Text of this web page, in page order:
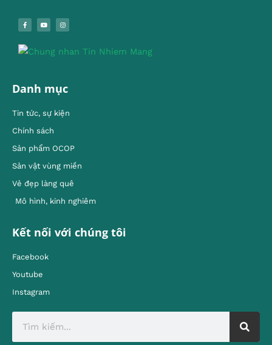
Danh mục
Tin tức, sự kiện
Chính sách
Sản phẩm OCOP
Sản vật vùng miền
Vẻ đẹp làng quê
Mô hình, kinh nghiêm
Kết nối với chúng tôi
Facebook
Youtube
Instagram